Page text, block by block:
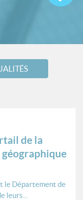
de la
le Département de
leurs...